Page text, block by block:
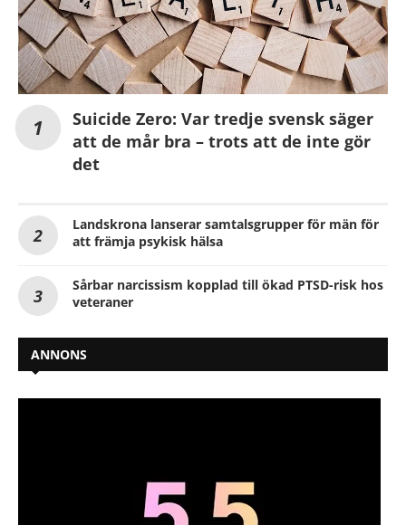
Suicide Zero: Var tredje svensk säger
att de mår bra – trots att de inte gör
det
Landskrona lanserar samtalsgrupper för män för
att främja psykisk hälsa
Sårbar narcissism kopplad till ökad PTSD-risk hos
veteraner
ANNONS